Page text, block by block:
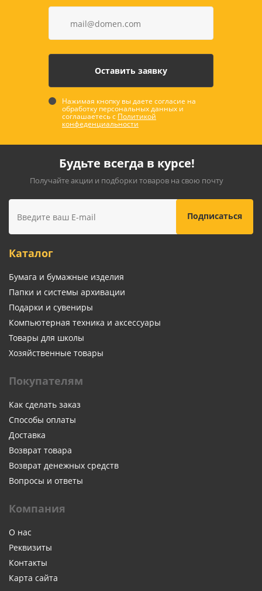
Нажимая кнопку вы даете согласие на
обработку персональных данных и
соглашаетесь с Политикой
конфеденциальности
Будьте всегда в курсе!
Получайте акции и подборки товаров на свою почту
Каталог
Бумага и бумажные изделия
Папки и системы архивации
Подарки и сувениры
Компьютерная техника и аксессуары
Товары для школы
Хозяйственные товары
Покупателям
Как сделать заказ
Способы оплаты
Доставка
Возврат товара
Возврат денежных средств
Вопросы и ответы
Компания
О нас
Реквизиты
Контакты
Карта сайта